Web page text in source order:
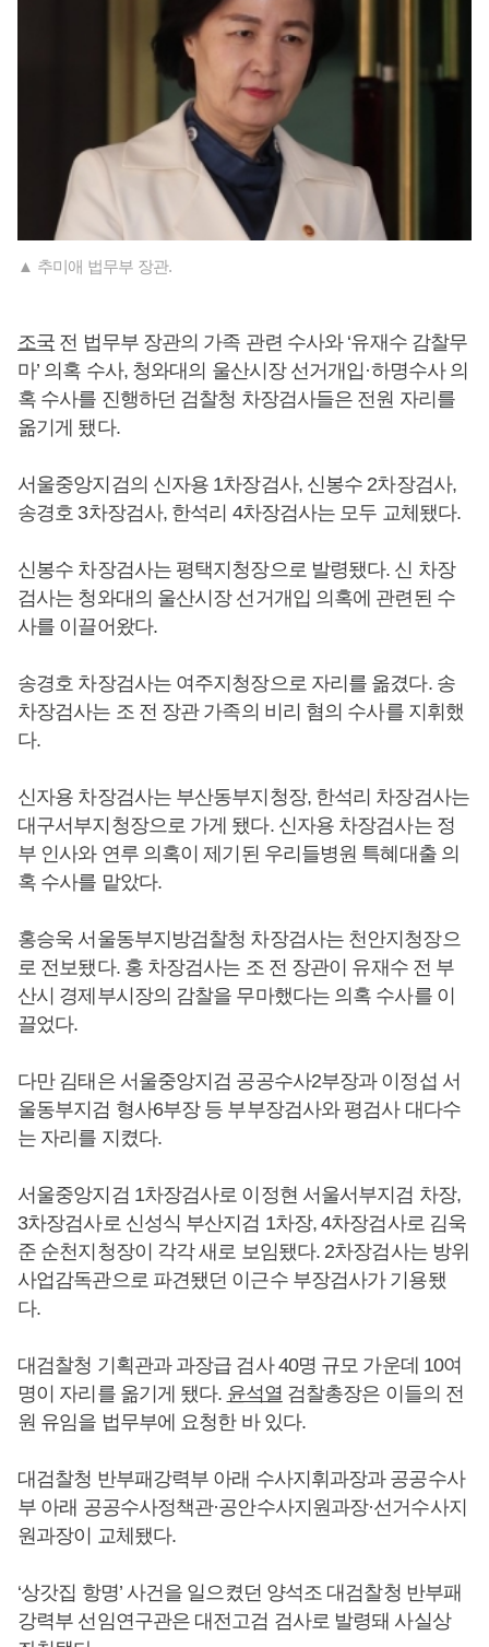
▲ 추미애 법무부 장관.
조국 전 법무부 장관의 가족 관련 수사와 ‘유재수 감찰무
마’ 의혹 수사, 청와대의 울산시장 선거개입·하명수사 의
혹 수사를 진행하던 검찰청 차장검사들은 전원 자리를
옮기게 됐다.
서울중앙지검의 신자용 1차장검사, 신봉수 2차장검사,
송경호 3차장검사, 한석리 4차장검사는 모두 교체됐다.
신봉수 차장검사는 평택지청장으로 발령됐다. 신 차장
검사는 청와대의 울산시장 선거개입 의혹에 관련된 수
사를 이끌어왔다.
송경호 차장검사는 여주지청장으로 자리를 옮겼다. 송
차장검사는 조 전 장관 가족의 비리 혐의 수사를 지휘했
다.
신자용 차장검사는 부산동부지청장, 한석리 차장검사는
대구서부지청장으로 가게 됐다. 신자용 차장검사는 정
부 인사와 연루 의혹이 제기된 우리들병원 특혜대출 의
혹 수사를 맡았다.
홍승욱 서울동부지방검찰청 차장검사는 천안지청장으
로 전보됐다. 홍 차장검사는 조 전 장관이 유재수 전 부
산시 경제부시장의 감찰을 무마했다는 의혹 수사를 이
끌었다.
다만 김태은 서울중앙지검 공공수사2부장과 이정섭 서
울동부지검 형사6부장 등 부부장검사와 평검사 대다수
는 자리를 지켰다.
서울중앙지검 1차장검사로 이정현 서울서부지검 차장,
3차장검사로 신성식 부산지검 1차장, 4차장검사로 김욱
준 순천지청장이 각각 새로 보임됐다. 2차장검사는 방위
사업감독관으로 파견됐던 이근수 부장검사가 기용됐
다.
대검찰청 기획관과 과장급 검사 40명 규모 가운데 10여
명이 자리를 옮기게 됐다. 윤석열 검찰총장은 이들의 전
원 유임을 법무부에 요청한 바 있다.
대검찰청 반부패강력부 아래 수사지휘과장과 공공수사
부 아래 공공수사정책관·공안수사지원과장·선거수사지
원과장이 교체됐다.
‘상갓집 항명’ 사건을 일으켰던 양석조 대검찰청 반부패
강력부 선임연구관은 대전고검 검사로 발령돼 사실상